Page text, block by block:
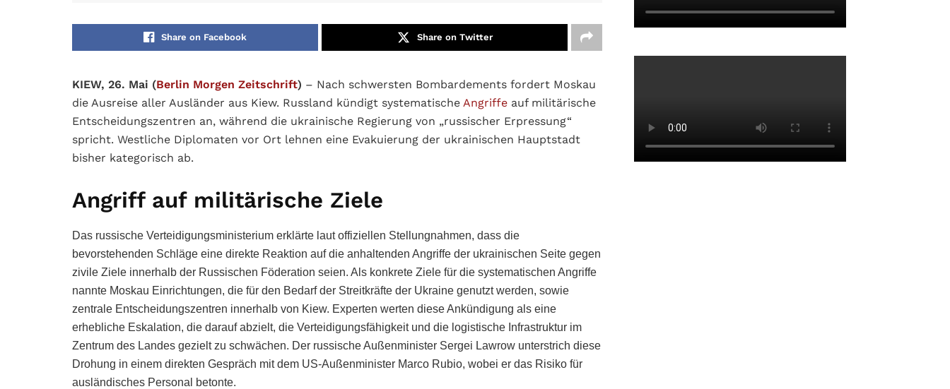
Share on Facebook Share on Twitter
KIEW, 26. Mai (Berlin Morgen Zeitschrift) – Nach schwersten Bombardements fordert Moskau
die Ausreise aller Ausländer aus Kiew. Russland kündigt systematische Angriffe auf militärische
Entscheidungszentren an, während die ukrainische Regierung von „russischer Erpressung“
spricht. Westliche Diplomaten vor Ort lehnen eine Evakuierung der ukrainischen Hauptstadt
bisher kategorisch ab.
Angriff auf militärische Ziele
Das russische Verteidigungsministerium erklärte laut offiziellen Stellungnahmen, dass die
bevorstehenden Schläge eine direkte Reaktion auf die anhaltenden Angriffe der ukrainischen Seite gegen
zivile Ziele innerhalb der Russischen Föderation seien. Als konkrete Ziele für die systematischen Angriffe
nannte Moskau Einrichtungen, die für den Bedarf der Streitkräfte der Ukraine genutzt werden, sowie
zentrale Entscheidungszentren innerhalb von Kiew. Experten werten diese Ankündigung als eine
erhebliche Eskalation, die darauf abzielt, die Verteidigungsfähigkeit und die logistische Infrastruktur im
Zentrum des Landes gezielt zu schwächen. Der russische Außenminister Sergei Lawrow unterstrich diese
Drohung in einem direkten Gespräch mit dem US-Außenminister Marco Rubio, wobei er das Risiko für
ausländisches Personal betonte.